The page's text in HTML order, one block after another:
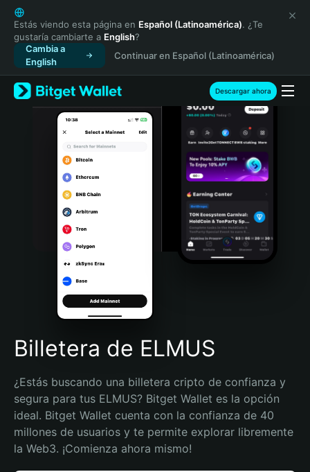
English
日本語
Tiếng Việt
Русский
Español (Latinoamérica)
Türkçe
Italiano
Português (Portugal)
Bahasa Indonesia
Português (Brasil)
Español (Argentina)
Estás viendo esta página en Español (Latinoamérica). ¿Te
gustaría cambiarte a English?
Cambia a
English
Continuar en Español (Latinoamérica)
Descargar ahora
Billetera de ELMUS
¿Estás buscando una billetera cripto de confianza y
segura para tus ELMUS? Bitget Wallet es la opción
ideal. Bitget Wallet cuenta con la confianza de 40
millones de usuarios y te permite explorar libremente
la Web3. ¡Comienza ahora mismo!